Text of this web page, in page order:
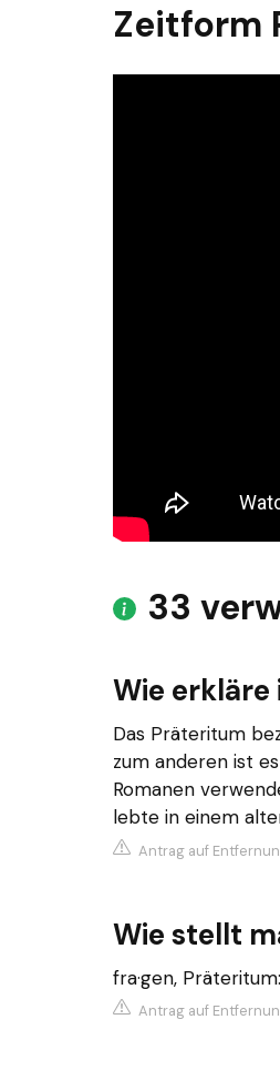
Zeitform
33
Wie
Das Präteritum
zum anderen ist
Romanen
lebte in einem
Antrag auf
Wie stellt
fra·gen,
Antrag auf